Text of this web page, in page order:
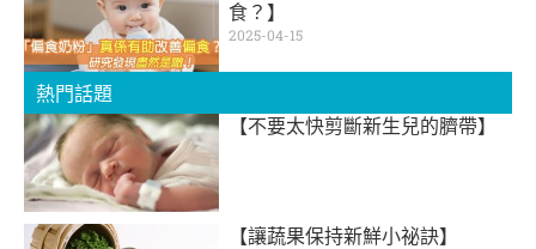
食？】
2025-04-15
熱門話題
【不要太快剪斷新生兒的臍帶】
【讓蔬果保持新鮮小祕訣】